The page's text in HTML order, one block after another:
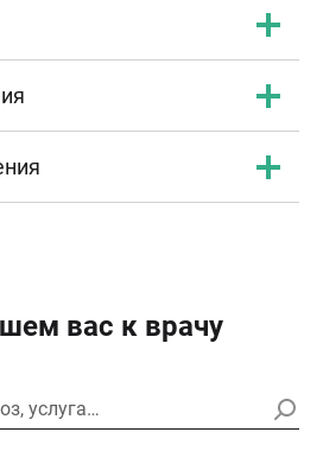
вас к врачу
услуга…